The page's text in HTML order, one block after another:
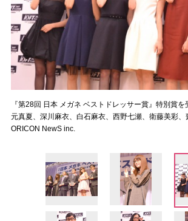
『第28回 日本 メガネ ベストドレッサー賞』特別賞
元真夏、深川麻衣、白石麻衣、西野七瀬、衛藤美彩、
ORICON NewS inc.